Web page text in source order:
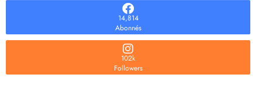
14,814
Abonnés
102k
Followers